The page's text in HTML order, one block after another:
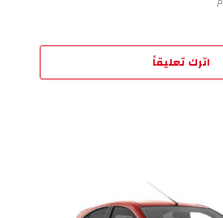
اترك تعليقاً